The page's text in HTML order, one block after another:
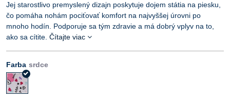
Jej starostlivo premyslený dizajn poskytuje dojem státia na piesku,
čo pomáha nohám pociťovať komfort na najvyššej úrovni po
mnoho hodín. Podporuje sa tým zdravie a má dobrý vplyv na to,
ako sa cítite. Čítajte viac
Farba